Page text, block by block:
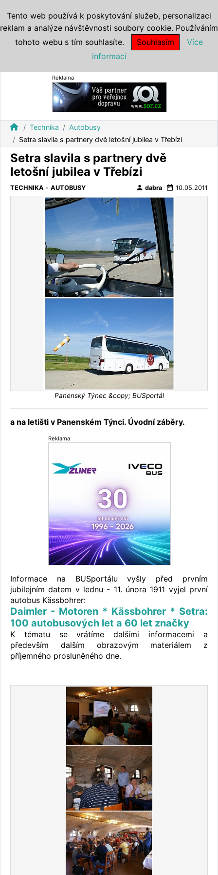
Reklama
home Technika
Autobusy
Setra slavila s partnery dvě letošní jubilea v Třebízi
Setra slavila s partnery dvě
letošní jubilea v Třebízi
TECHNIKA - AUTOBUSY person dabra date_range 10.05.2011
Panenský Týnec &copy; BUSportál
a na letišti v Panenském Týnci. Úvodní záběry.
Reklama
Informace na BUSportálu vyšly před prvním
jubilejním datem v lednu - 11. února 1911 vyjel první
autobus Kässbohrer:
Daimler - Motoren * Kässbohrer * Setra:
100 autobusových let a 60 let značky
K tématu se vrátíme dalšími informacemi a
především dalším obrazovým materiálem z
příjemného prosluněného dne.
Tento web používá k poskytování služeb, personalizaci
reklam a analýze návštěvnosti soubory cookie. Používáním
tohoto webu s tím souhlasíte.
Souhlasím
Více
informací